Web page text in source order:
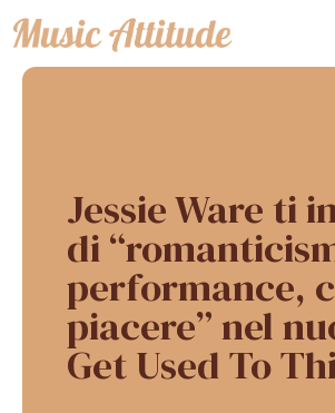
Vai
al
contenuto
Jessie Ware ti
di
performance,
piacere” nel
Get Used To